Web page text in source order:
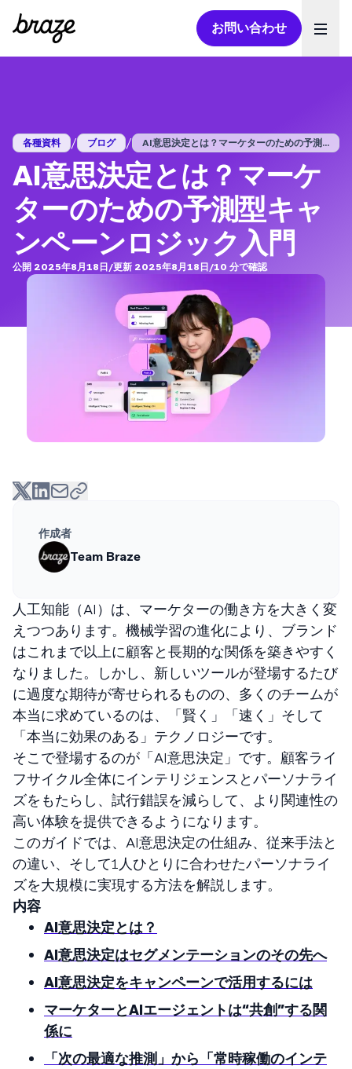
お問い合わせ
各種資料 / ブログ / AI意思決定とは？マーケターのための予測...
AI意思決定とは？マーケ
ターのための予測型キャ
ンペーンロジック入門
公開 2025年8月18日/更新 2025年8月18日/10 分で確認
作成者
Team Braze
人工知能（AI）は、マーケターの働き方を大きく変
えつつあります。機械学習の進化により、ブランド
はこれまで以上に顧客と長期的な関係を築きやすく
なりました。しかし、新しいツールが登場するたび
に過度な期待が寄せられるものの、多くのチームが
本当に求めているのは、「賢く」「速く」そして
「本当に効果のある」テクノロジーです。
そこで登場するのが「AI意思決定」です。顧客ライ
フサイクル全体にインテリジェンスとパーソナライ
ズをもたらし、試行錯誤を減らして、より関連性の
高い体験を提供できるようになります。
このガイドでは、AI意思決定の仕組み、従来手法と
の違い、そして1人ひとりに合わせたパーソナライ
ズを大規模に実現する方法を解説します。
内容
AI意思決定とは？
AI意思決定はセグメンテーションのその先へ
AI意思決定をキャンペーンで活用するには
マーケターとAIエージェントは“共創”する関
係に
「次の最適な推測」から「常時稼働のインテ